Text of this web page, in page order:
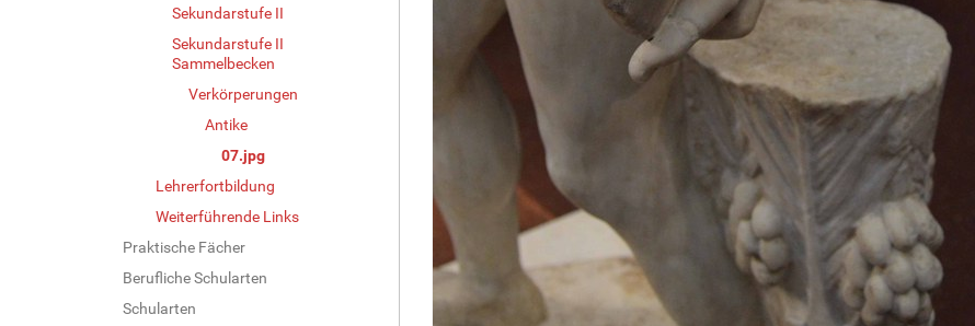
Sekundarstufe II
Sekundarstufe II
Sammelbecken
Verkörperungen
Antike
07.jpg
Lehrerfortbildung
Weiterführende Links
Praktische Fächer
Berufliche Schularten
Schularten